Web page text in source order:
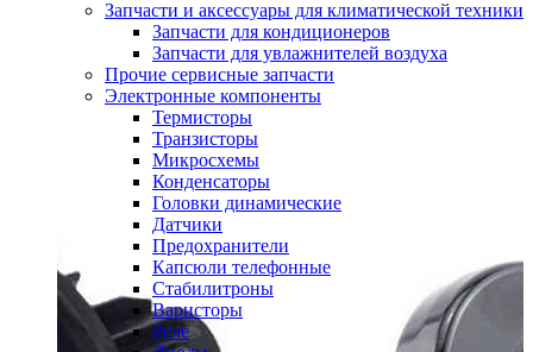
Запчасти и аксессуары для климатической техники
Запчасти для кондиционеров
Запчасти для увлажнителей воздуха
Прочие сервисные запчасти
Электронные компоненты
Термисторы
Транзисторы
Микросхемы
Конденсаторы
Головки динамические
Датчики
Предохранители
Капсюли телефонные
Стабилитроны
Варисторы
Реле